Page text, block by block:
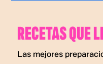
RECETAS QUE
Las mejores